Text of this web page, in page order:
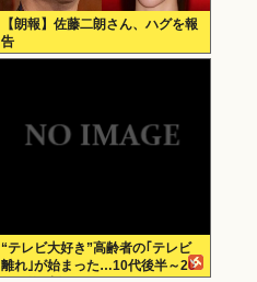
【朗報】佐藤二朗さん、ハグを報
告
“テレビ大好き”高齢者の｢テレビ
離れ｣が始まった…10代後半～20